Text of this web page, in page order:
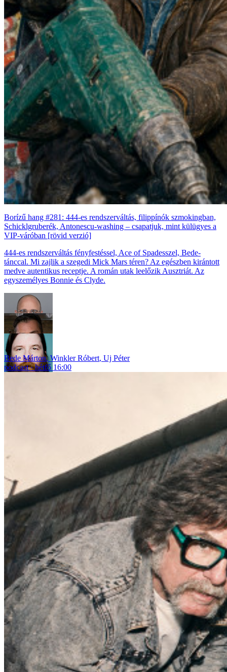
Borízű hang #281: 444-es rendszerváltás, filippínók szmokingban,
Schicklgruberék, Antonescu-washing – csapatjuk, mint külügyes a
VIP-váróban [rövid verzió]
444-es rendszerváltás fényfestéssel, Ace of Spadesszel, Bede-
tánccal. Mi zajlik a szegedi Mick Mars téren? Az egészben kirántott
medve autentikus receptje. A román utak leelőzik Ausztriát. Az
egyszemélyes Bonnie és Clyde.
Bede Márton,Winkler Róbert, Uj Péter
podcast
hétfő 16:00